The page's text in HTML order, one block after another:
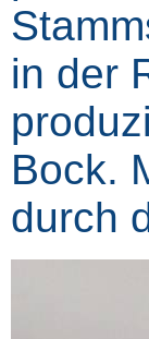
in der
Bock.
durch